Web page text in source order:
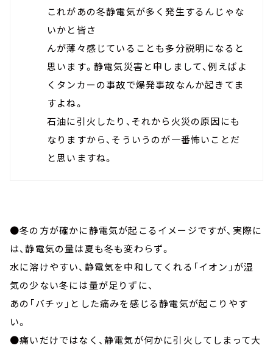
これがあの冬静電気が多く発生するんじゃな
いかと皆さ
んが薄々感じていることも多分説明になると
思います。静電気災害と申しまして、例えばよ
くタンカーの事故で爆発事故なんか起きてま
すよね。
石油に引火したり、それから火災の原因にも
なりますから、そういうのが一番怖いことだ
と思いますね。
●冬の方が確かに静電気が起こるイメージですが、実際に
は、静電気の量は夏も冬も変わらず。
水に溶けやすい、静電気を中和してくれる「イオン」が湿
気の少ない冬には量が足りずに、
あの「バチッ」とした痛みを感じる静電気が起こりやす
い。
●痛いだけではなく、静電気が何かに引火してしまって大